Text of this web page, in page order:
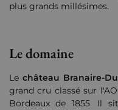
plus grands millésimes.
Le domaine
Le château Branaire-
grand cru classé sur
Bordeaux de 1855. Il